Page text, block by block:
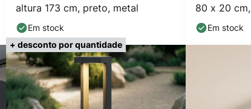
altura 173 cm, preto, metal
Em stock
80 x 20
Em stock
+ desconto por quantidade